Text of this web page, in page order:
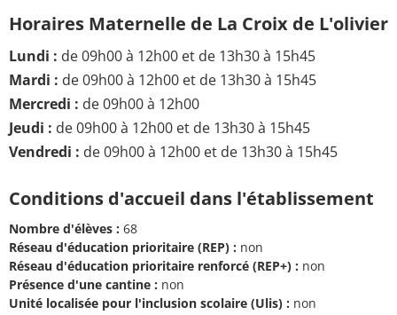
Horaires Maternelle de La Croix de L'olivier
Lundi : de 09h00 à 12h00 et de 13h30 à 15h45
Mardi : de 09h00 à 12h00 et de 13h30 à 15h45
Mercredi : de 09h00 à 12h00
Jeudi : de 09h00 à 12h00 et de 13h30 à 15h45
Vendredi : de 09h00 à 12h00 et de 13h30 à 15h45
Conditions d'accueil dans l'établissement
Nombre d'élèves : 68
Réseau d'éducation prioritaire (REP) : non
Réseau d'éducation prioritaire renforcé (REP+) : non
Présence d'une cantine : non
Unité localisée pour l'inclusion scolaire (Ulis) : non